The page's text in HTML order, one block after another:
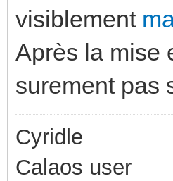
visiblement
Après la mise
surement pas
Cyridle
Calaos user